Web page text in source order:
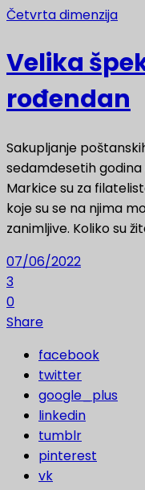
Četvrta dimenzija
Velika
rođendan
Sakupljanje
sedamdesetih
Markice su za
koje su se na njima
zanimljive. Koliko su
07/06/2022
3
0
Share
facebook
twitter
google_plus
linkedin
tumblr
pinterest
vk